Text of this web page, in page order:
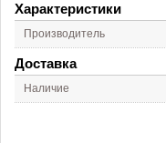
Характеристики
Производитель
Доставка
Наличие